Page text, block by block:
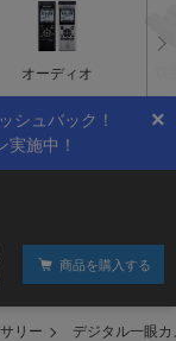
オーディオ
×
シュバック！
施中！
商品を購入する
リー デジタル一眼